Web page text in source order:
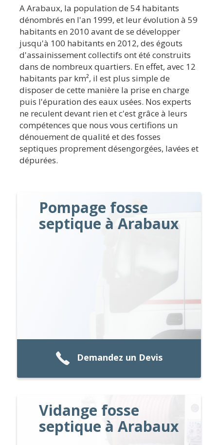
A Arabaux, la population de 54 habitants
dénombrés en l'an 1999, et leur évolution à 59
habitants en 2010 avant de se développer
jusqu'à 100 habitants en 2012, des égouts
d'assainissement collectifs ont été construits
dans de nombreux quartiers. En effet, avec 12
habitants par km², il est plus simple de
disposer de cette manière la prise en charge
puis l'épuration des eaux usées. Nos experts
ne reculent devant rien et c'est grâce à leurs
compétences que nous vous certifions un
dénouement de qualité et des fosses
septiques proprement désengorgées, lavées et
dépurées.
Pompage fosse
septique à Arabaux
Demandez un Devis
Vidange fosse
septique à Arabaux